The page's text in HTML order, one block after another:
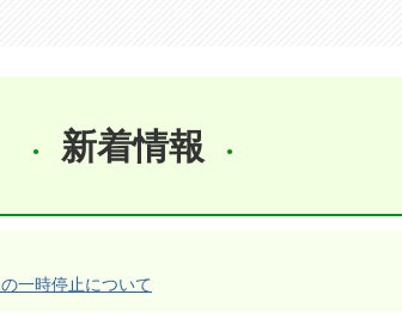
新着情報
一時停止について